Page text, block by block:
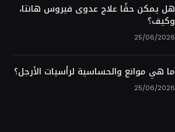
هل يمكن حقًا علاج عدوى فيروس هانتا،
وكيف؟
25/06/2026
ما هي موانع والحساسية لرأسيات الأرجل؟
25/06/2026